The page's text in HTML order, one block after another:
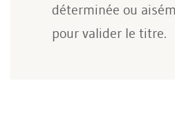
déterminée ou
pour valider le titre.